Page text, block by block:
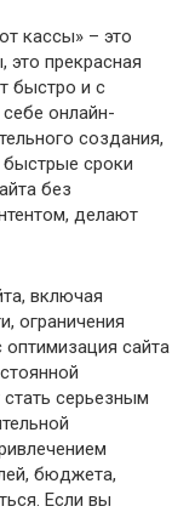
кассы» – это
это прекрасная
быстро и с
онлайн-
создания,
сроки
без
делают
включая
ограничения
сайта
серьезным
бюджета,
Если вы